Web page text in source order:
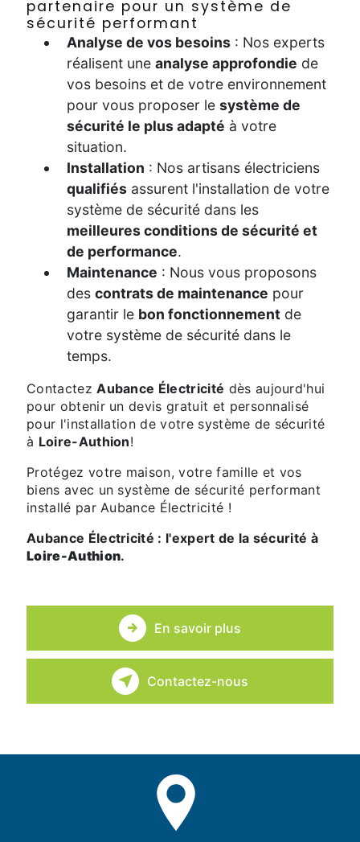
partenaire pour un système de
sécurité performant
Analyse de vos besoins : Nos experts
réalisent une analyse approfondie de
vos besoins et de votre environnement
pour vous proposer le système de
sécurité le plus adapté à votre
situation.
Installation : Nos artisans électriciens
qualifiés assurent l'installation de votre
système de sécurité dans les
meilleures conditions de sécurité et
de performance.
Maintenance : Nous vous proposons
des contrats de maintenance pour
garantir le bon fonctionnement de
votre système de sécurité dans le
temps.
ContactezAubance Électricité dès aujourd'hui
pour obtenir un devis gratuit et personnalisé
pour l'installation de votre système de sécurité
à Loire-Authion!
Protégez votre maison, votre famille et vos
biens avec un système de sécurité performant
installé par Aubance Électricité !
Aubance Électricité : l'expert de la sécurité à
Loire-Authion.
En savoir plus
Contactez-nous